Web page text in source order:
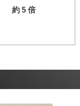
約 5 倍